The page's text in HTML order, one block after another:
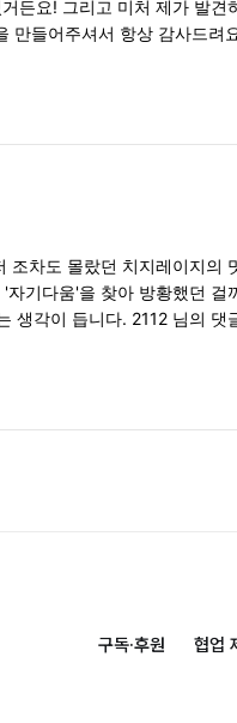
든요! 그리고 미처 제가 발
만들어주셔서 항상 감사드려
조차도 몰랐던 치지레이지의
'자기다움'을 찾아 방황했던
생각이 듭니다. 2112 님의
구독·후원 협업